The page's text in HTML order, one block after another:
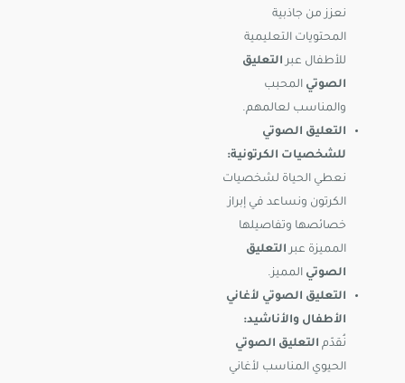
نعزز من جاذبية
المحتويات التعليمية
للأطفال عبر التعليق
الصوتي المحبب
والمناسب لعالمهم.
التعليق الصوتي
للشخصيات الكرتونية:
نعطي الحياة لشخصيات
الكرتون ونساعد في إبراز
خصائصها وتفاصيلها
المميزة عبر التعليق
الصوتي المميز.
التعليق الصوتي لأغاني
الأطفال والأناشيد:
نُقدّم التعليق الصوتي
الحيوي المناسب لأغاني